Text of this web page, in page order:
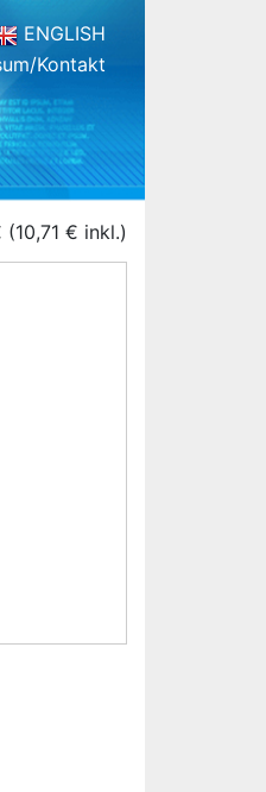
ENGLISH
Kontakt
€ inkl.)